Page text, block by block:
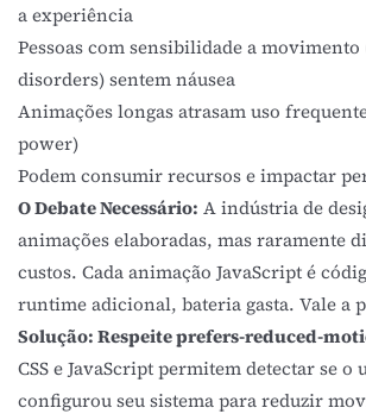
a experiência
Pessoas com sensibilidade a
disorders) sentem náusea
Animações longas atrasam uso
power)
Podem consumir recursos e impactar
O Debate Necessário: A indústria de
animações elaboradas, mas raramente
custos. Cada animação JavaScript é
runtime adicional, bateria gasta. Vale a
Solução: Respeite prefers-reduced-
CSS e JavaScript permitem detectar se o
configurou seu sistema para reduzir